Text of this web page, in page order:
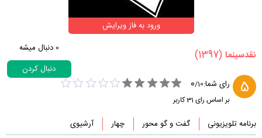
ورود به فاز ویرایش
‏نقدسینما‏ (1397)
0 دنبال میشه
دنبال کردن
5 رای شما: 0/10
بر اساس رای 31کاربر
برنامه تلویزیونی گفت و گو محور چهار
آرشیوی